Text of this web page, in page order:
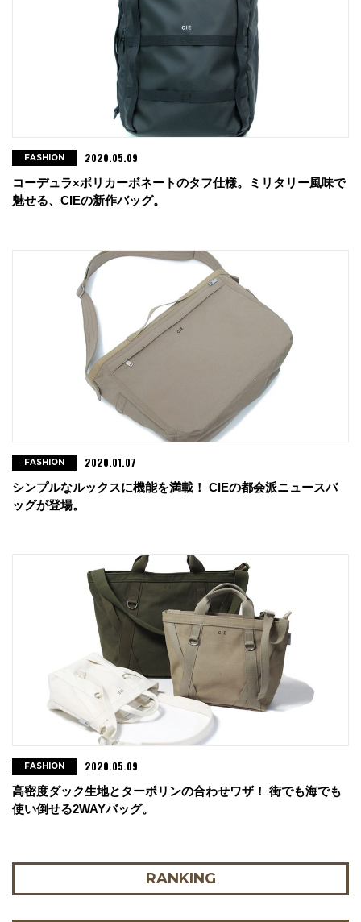
コーデュラ×ポリカーボネートのタフ仕様。ミリタリー風味で
魅せる、CIEの新作バッグ。
FASHION 2020.05.09
シンプルなルックスに機能を満載！ CIEの都会派ニュースバ
ッグが登場。
FASHION 2020.01.07
高密度ダック生地とターポリンの合わせワザ！ 街でも海でも
使い倒せる2WAYバッグ。
FASHION 2020.05.09
RANKING